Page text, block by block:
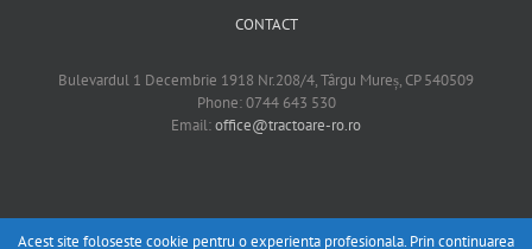
CONTACT
Bulevardul 1 Decembrie 1918 Nr.208/4, Târgu Mureș, CP 540509
Phone: 0744 643 530
Email:office@tractoare-ro.ro
Acest site foloseste cookie pentru o experienta profesionala. Prin continuarea